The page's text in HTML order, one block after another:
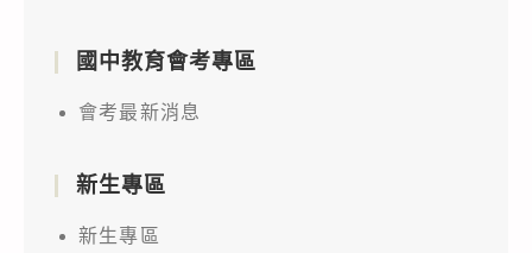
國中教育會考專區
會考最新消息
新生專區
新生專區